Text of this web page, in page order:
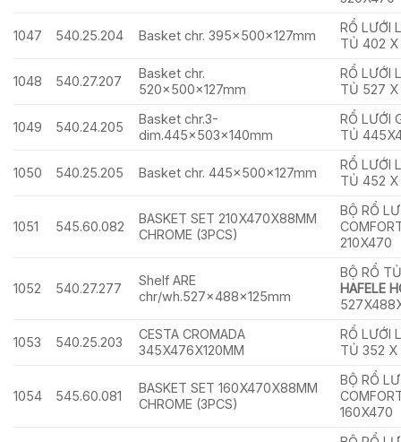
1047 540.25.204 Basket chr. 395x500x127mm
RỔ LƯỚI
TỦ 402 X
1048 540.27.207
Basket chr.
520x500x127mm
RỔ LƯỚI
TỦ 527 X
1049 540.24.205
Basket chr.3-
dim.445x503x140mm
RỔ LƯỚI
TỦ
1050 540.25.205 Basket chr. 445x500x127mm
RỔ LƯỚI
TỦ 452 X
1051 545.60.082
BASKET SET 210X470X88MM
CHROME (3PCS)
BỘ RỔ
210X470
1052 540.27.277
Shelf ARE
chr/wh.527x488x125mm
BỘ RỔ
HAFELE
1053 540.25.203
CESTA CROMADA
345X476X120MM
RỔ LƯỚI
TỦ 352 X
1054 545.60.081
BASKET SET 160X470X88MM
CHROME (3PCS)
BỘ RỔ
160X470